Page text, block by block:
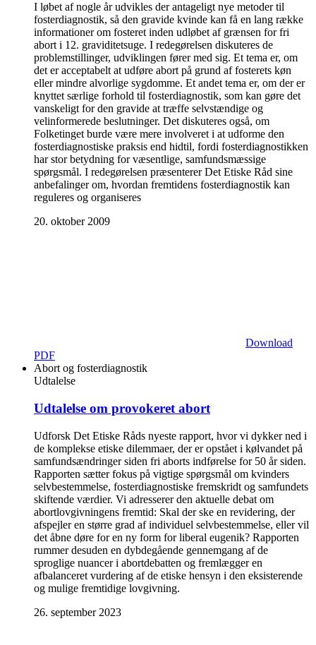
I løbet af nogle år udvikles der antageligt nye metoder til
fosterdiagnostik, så den gravide kvinde kan få en lang række
informationer om fosteret inden udløbet af grænsen for fri
abort i 12. graviditetsuge. I redegørelsen diskuteres de
problemstillinger, udviklingen fører med sig. Et tema er, om
det er acceptabelt at udføre abort på grund af fosterets køn
eller mindre alvorlige sygdomme. Et andet tema er, om der er
knyttet særlige forhold til fosterdiagnostik, som kan gøre det
vanskeligt for den gravide at træffe selvstændige og
velinformerede beslutninger. Det diskuteres også, om
Folketinget burde være mere involveret i at udforme den
fosterdiagnostiske praksis end hidtil, fordi fosterdiagnostikken
har stor betydning for væsentlige, samfundsmæssige
spørgsmål. I redegørelsen præsenterer Det Etiske Råd sine
anbefalinger om, hvordan fremtidens fosterdiagnostik kan
reguleres og organiseres
20. oktober 2009
Download
PDF
Abort og fosterdiagnostik
Udtalelse
Udtalelse om provokeret abort
Udforsk Det Etiske Råds nyeste rapport, hvor vi dykker ned i
de komplekse etiske dilemmaer, der er opstået i kølvandet på
samfundsændringer siden fri aborts indførelse for 50 år siden.
Rapporten sætter fokus på vigtige spørgsmål om kvinders
selvbestemmelse, fosterdiagnostiske fremskridt og samfundets
skiftende værdier. Vi adresserer den aktuelle debat om
abortlovgivningens fremtid: Skal der ske en revidering, der
afspejler en større grad af individuel selvbestemmelse, eller vil
det åbne døre for en ny form for liberal eugenik? Rapporten
rummer desuden en dybdegående gennemgang af de
sproglige nuancer i abortdebatten og fremlægger en
afbalanceret vurdering af de etiske hensyn i den eksisterende
og mulige fremtidige lovgivning.
26. september 2023